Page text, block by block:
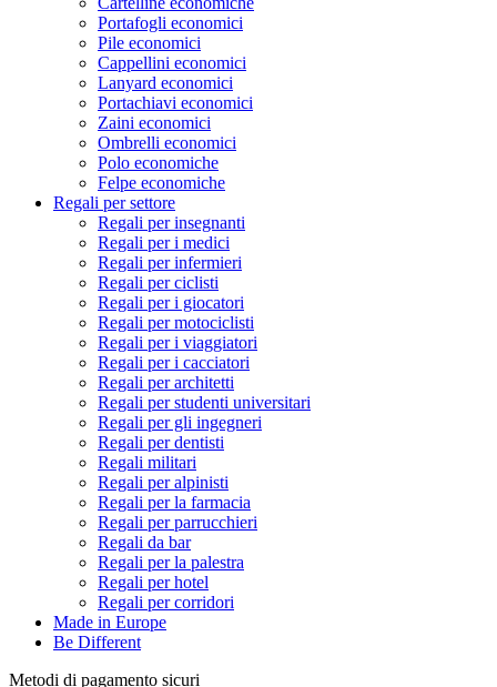
Portafogli economici
Pile economici
Cappellini economici
Lanyard economici
Portachiavi economici
Zaini economici
Ombrelli economici
Polo economiche
Felpe economiche
Regali per settore
Regali per insegnanti
Regali per i medici
Regali per infermieri
Regali per ciclisti
Regali per i giocatori
Regali per motociclisti
Regali per i viaggiatori
Regali per i cacciatori
Regali per architetti
Regali per studenti universitari
Regali per gli ingegneri
Regali per dentisti
Regali militari
Regali per alpinisti
Regali per la farmacia
Regali per parrucchieri
Regali da bar
Regali per la palestra
Regali per hotel
Regali per corridori
Made in Europe
Be Different
Metodi di pagamento sicuri